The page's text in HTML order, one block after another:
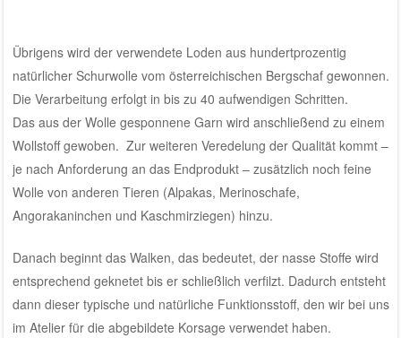
Übrigens wird der verwendete Loden aus hundertprozentig
natürlicher Schurwolle vom österreichischen Bergschaf gewonnen.
Die Verarbeitung erfolgt in bis zu 40 aufwendigen Schritten.
Das aus der Wolle gesponnene Garn wird anschließend zu einem
Wollstoff gewoben. Zur weiteren Veredelung der Qualität kommt –
je nach Anforderung an das Endprodukt – zusätzlich noch feine
Wolle von anderen Tieren (Alpakas, Merinoschafe,
Angorakaninchen und Kaschmirziegen) hinzu.
Danach beginnt das Walken, das bedeutet, der nasse Stoffe wird
entsprechend geknetet bis er schließlich verfilzt. Dadurch entsteht
dann dieser typische und natürliche Funktionsstoff, den wir bei uns
im Atelier für die abgebildete Korsage verwendet haben.